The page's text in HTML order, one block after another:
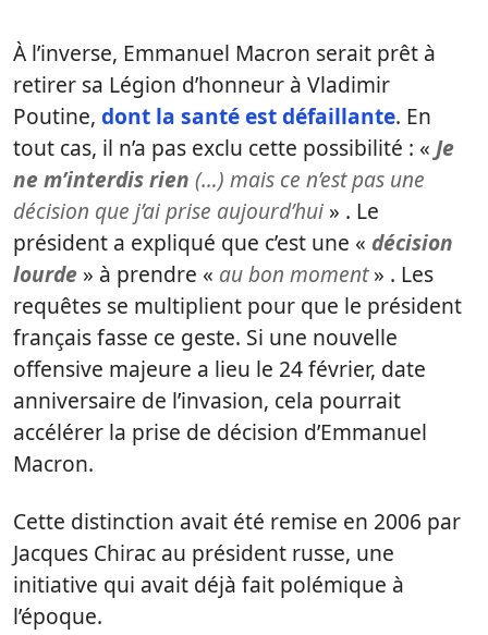
À l’inverse, Emmanuel Macron serait prêt à
retirer sa Légion d’honneur à Vladimir
Poutine, dont la santé est défaillante. En
tout cas, il n’a pas exclu cette possibilité : « Je
ne m’interdis rien (…) mais ce n’est pas une
décision que j’ai prise aujourd’hui » . Le
président a expliqué que c’est une « décision
lourde » à prendre « au bon moment» . Les
requêtes se multiplient pour que le président
français fasse ce geste. Si une nouvelle
offensive majeure a lieu le 24 février, date
anniversaire de l’invasion, cela pourrait
accélérer la prise de décision d’Emmanuel
Macron.
Cette distinction avait été remise en 2006 par
Jacques Chirac au président russe, une
initiative qui avait déjà fait polémique à
l’époque.